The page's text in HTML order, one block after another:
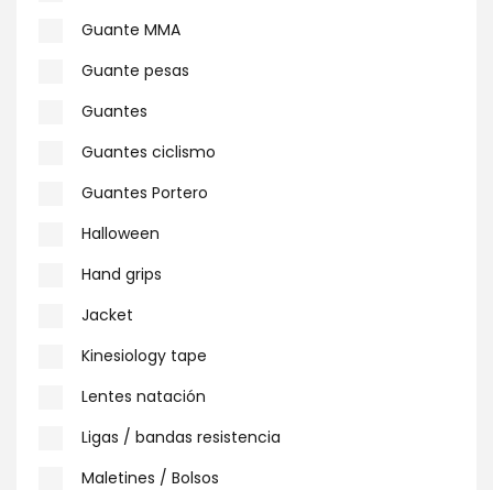
Guante MMA
Guante pesas
Guantes
Guantes ciclismo
Guantes Portero
Halloween
Hand grips
Jacket
Kinesiology tape
Lentes natación
Ligas / bandas resistencia
Maletines / Bolsos